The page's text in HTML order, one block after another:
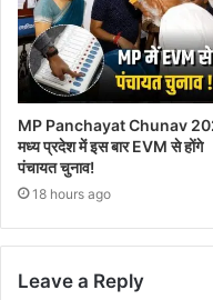
MP Panchayat Chunav
मध्य प्रदेश में इस बार EVM से होंगे
पंचायत चुनाव!
18 hours ago
Leave a Reply